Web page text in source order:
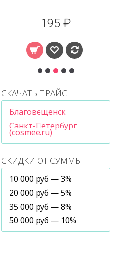
80 ₽
СКАЧАТЬ ПРАЙС
Благовещенск
Санкт-Петербург
(cosmee.ru)
СКИДКИ ОТ СУММЫ
10 000 руб — 3%
20 000 руб — 5%
35 000 руб — 8%
50 000 руб — 10%